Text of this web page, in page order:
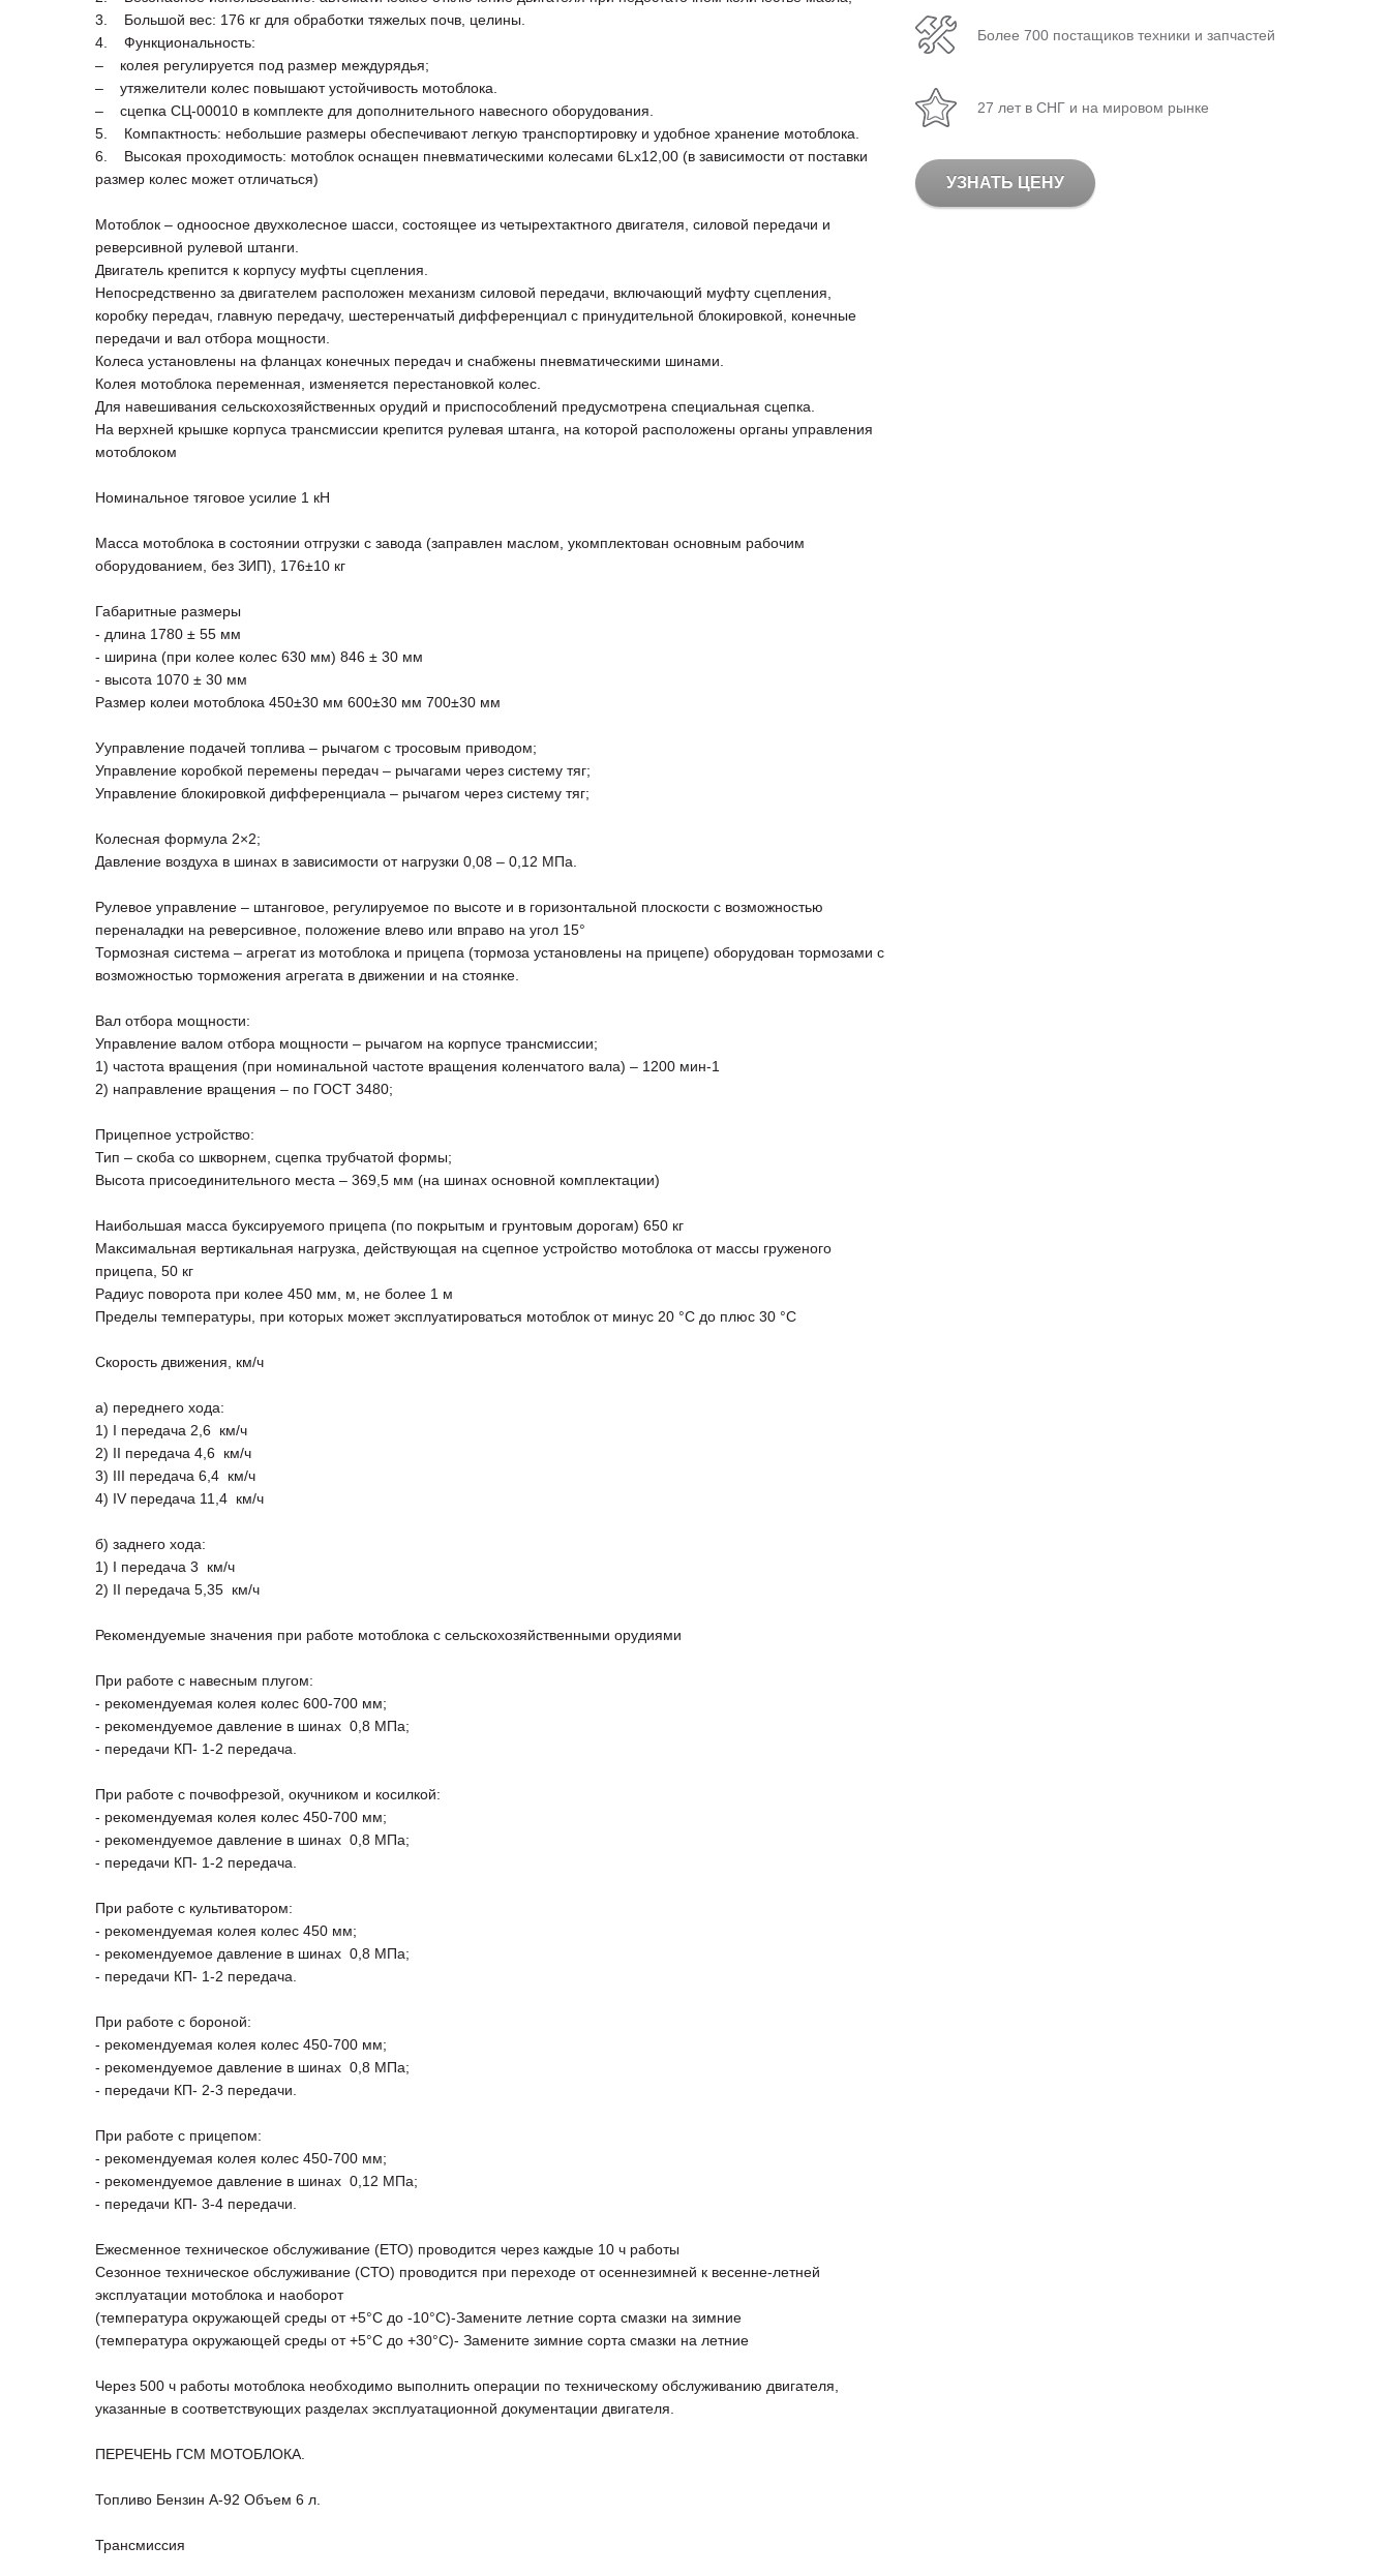
3. Большой вес: 176 кг для обработки тяжелых почв, целины.
4. Функциональность:
– колея регулируется под размер междурядья;
– утяжелители колес повышают устойчивость мотоблока.
– сцепка СЦ-00010 в комплекте для дополнительного навесного оборудования.
5. Компактность: небольшие размеры обеспечивают легкую транспортировку и удобное хранение мотоблока.
6. Высокая проходимость: мотоблок оснащен пневматическими колесами 6Lх12,00 (в зависимости от поставки
размер колес может отличаться)
Мотоблок – одноосное двухколесное шасси, состоящее из четырехтактного двигателя, силовой передачи и
реверсивной рулевой штанги.
Двигатель крепится к корпусу муфты сцепления.
Непосредственно за двигателем расположен механизм силовой передачи, включающий муфту сцепления,
коробку передач, главную передачу, шестеренчатый дифференциал с принудительной блокировкой, конечные
передачи и вал отбора мощности.
Колеса установлены на фланцах конечных передач и снабжены пневматическими шинами.
Колея мотоблока переменная, изменяется перестановкой колес.
Для навешивания сельскохозяйственных орудий и приспособлений предусмотрена специальная сцепка.
На верхней крышке корпуса трансмиссии крепится рулевая штанга, на которой расположены органы управления
мотоблоком
Номинальное тяговое усилие 1 кН
Масса мотоблока в состоянии отгрузки с завода (заправлен маслом, укомплектован основным рабочим
оборудованием, без ЗИП), 176±10 кг
Габаритные размеры
- длина 1780 ± 55 мм
- ширина (при колее колес 630 мм) 846 ± 30 мм
- высота 1070 ± 30 мм
Размер колеи мотоблока 450±30 мм 600±30 мм 700±30 мм
Ууправление подачей топлива – рычагом с тросовым приводом;
Управление коробкой перемены передач – рычагами через систему тяг;
Управление блокировкой дифференциала – рычагом через систему тяг;
Колесная формула 2×2;
Давление воздуха в шинах в зависимости от нагрузки 0,08 – 0,12 МПа.
Рулевое управление – штанговое, регулируемое по высоте и в горизонтальной плоскости с возможностью
переналадки на реверсивное, положение влево или вправо на угол 15°
Тормозная система – агрегат из мотоблока и прицепа (тормоза установлены на прицепе) оборудован тормозами с
возможностью торможения агрегата в движении и на стоянке.
Вал отбора мощности:
Управление валом отбора мощности – рычагом на корпусе трансмиссии;
1) частота вращения (при номинальной частоте вращения коленчатого вала) – 1200 мин-1
2) направление вращения – по ГОСТ 3480;
Прицепное устройство:
Тип – скоба со шкворнем, сцепка трубчатой формы;
Высота присоединительного места – 369,5 мм (на шинах основной комплектации)
Наибольшая масса буксируемого прицепа (по покрытым и грунтовым дорогам) 650 кг
Максимальная вертикальная нагрузка, действующая на сцепное устройство мотоблока от массы груженого
прицепа, 50 кг
Радиус поворота при колее 450 мм, м, не более 1 м
Пределы температуры, при которых может эксплуатироваться мотоблок от минус 20 °С до плюс 30 °С
Скорость движения, км/ч
а) переднего хода:
1) I передача 2,6 км/ч
2) II передача 4,6 км/ч
3) III передача 6,4 км/ч
4) IV передача 11,4 км/ч
б) заднего хода:
1) I передача 3 км/ч
2) II передача 5,35 км/ч
Рекомендуемые значения при работе мотоблока с сельскохозяйственными орудиями
При работе с навесным плугом:
- рекомендуемая колея колес 600-700 мм;
- рекомендуемое давление в шинах 0,8 МПа;
- передачи КП- 1-2 передача.
При работе с почвофрезой, окучником и косилкой:
- рекомендуемая колея колес 450-700 мм;
- рекомендуемое давление в шинах 0,8 МПа;
- передачи КП- 1-2 передача.
При работе с культиватором:
- рекомендуемая колея колес 450 мм;
- рекомендуемое давление в шинах 0,8 МПа;
- передачи КП- 1-2 передача.
При работе с бороной:
- рекомендуемая колея колес 450-700 мм;
- рекомендуемое давление в шинах 0,8 МПа;
- передачи КП- 2-3 передачи.
При работе с прицепом:
- рекомендуемая колея колес 450-700 мм;
- рекомендуемое давление в шинах 0,12 МПа;
- передачи КП- 3-4 передачи.
Ежесменное техническое обслуживание (ЕТО) проводится через каждые 10 ч работы
Сезонное техническое обслуживание (СТО) проводится при переходе от осеннезимней к весенне-летней
эксплуатации мотоблока и наоборот
(температура окружающей среды от +5°С до -10°С)-Замените летние сорта смазки на зимние
(температура окружающей среды от +5°С до +30°С)- Замените зимние сорта смазки на летние
Через 500 ч работы мотоблока необходимо выполнить операции по техническому обслуживанию двигателя,
указанные в соответствующих разделах эксплуатационной документации двигателя.
ПЕРЕЧЕНЬ ГСМ МОТОБЛОКА.
Топливо Бензин А-92 Объем 6 л.
Трансмиссия
Более 700 постащиков техники и запчастей
27 лет в СНГ и на мировом рынке
УЗНАТЬ ЦЕНУ